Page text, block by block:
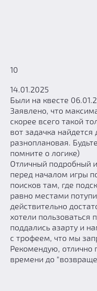
10
14.01.2025
Были на квесте
Заявлено, что
скорее всего такой
вот задачка
разноплановая.
помните о логике)
Отличный подробный
перед началом игры
поисков там, где
равно местами
действительно
хотели пользоваться
поддались азарту и
с трофеем, что мы
Рекомендую, отлично
времени до